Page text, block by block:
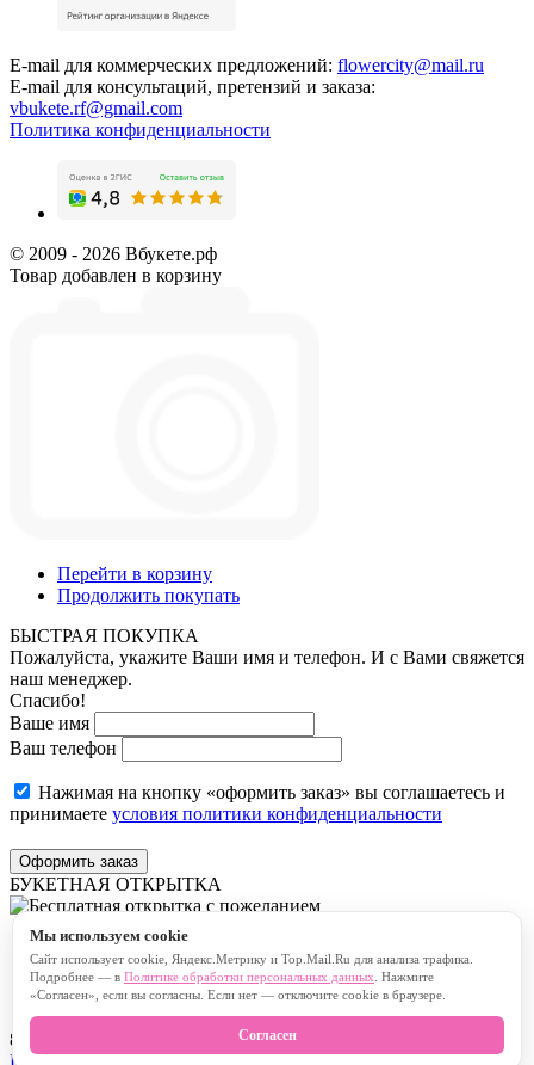
E-mail для коммерческих предложений: flowercity@mail.ru
E-mail для консультаций, претензий и заказа:
vbukete.rf@gmail.com
Политика конфиденциальности
© 2009 - 2026 Вбукете.рф
Товар добавлен в корзину
Перейти в корзину
Продолжить покупать
БЫСТРАЯ ПОКУПКА
Пожалуйста, укажите Ваши имя и телефон. И с Вами свяжется
наш менеджер.
Спасибо!
Ваше имя
Ваш телефон
Нажимая на кнопку «оформить заказ» вы соглашаетесь и
принимаете условия политики конфиденциальности
Оформить заказ
БУКЕТНАЯ ОТКРЫТКА
Бесплатная открытка с пожеланием
Платная открытка с пожеланием
80
В корзину
Мы используем cookie
Сайт использует cookie, Яндекс.Метрику и Top.Mail.Ru для анализа трафика.
Подробнее — в Политике обработки персональных данных . Нажмите
«Согласен», если вы согласны. Если нет — отключите cookie в браузере.
Согласен